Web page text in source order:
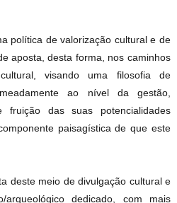
política de valorização cultural e de
aposta, desta forma, nos caminhos
visando uma filosofia de
ao nível da gestão,
fruição das suas potencialidades
paisagística de que este
deste meio de divulgação cultural e
dedicado, com mais